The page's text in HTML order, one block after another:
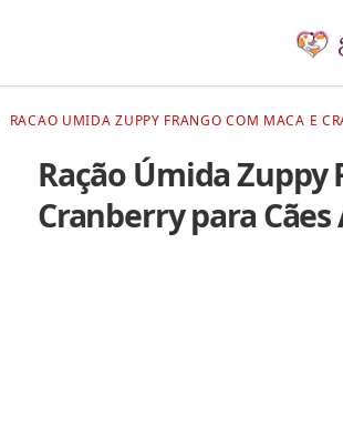
RACAO UMIDA ZUPPY FRANGO COM MACA E
Ração Úmida Zuppy
Cranberry para